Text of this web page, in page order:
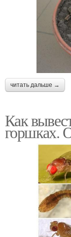
читать дальше →
Как
горшках.